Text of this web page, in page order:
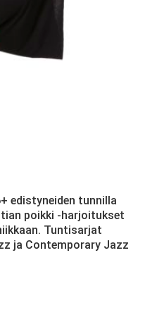
edistyneiden tunnilla
poikki -harjoitukset
Tuntisarjat
ja Contemporary Jazz